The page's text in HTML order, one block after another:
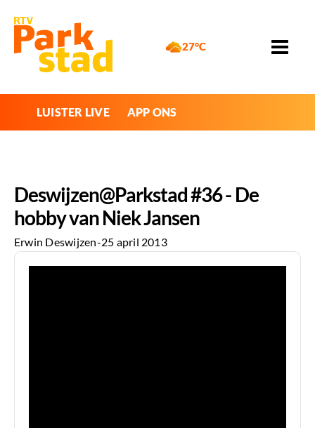
27°C
LUISTER LIVE APP ONS
Deswijzen@Parkstad #36 - De
hobby van Niek Jansen
Erwin Deswijzen-25 april 2013